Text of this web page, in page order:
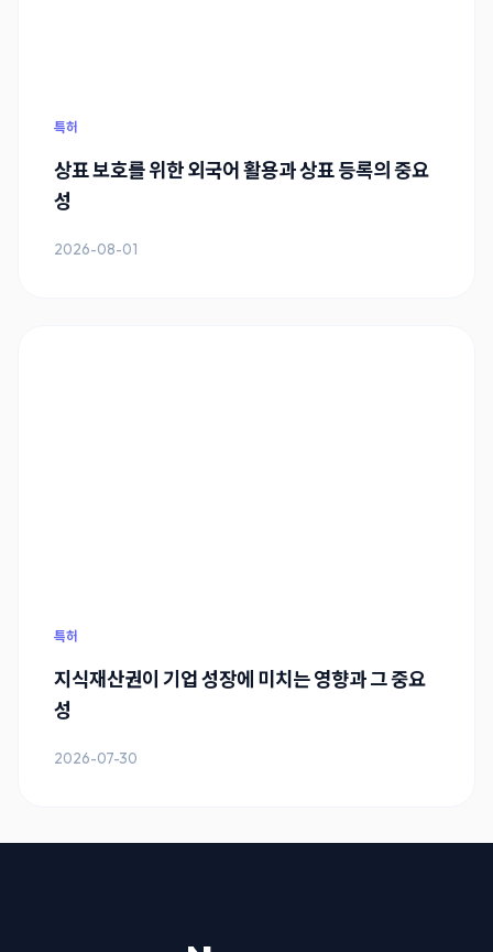
특허
상표 보호를 위한 외국어 활용과 상표 등록의 중요
성
2026-08-01
특허
지식재산권이 기업 성장에 미치는 영향과 그 중요
성
2026-07-30